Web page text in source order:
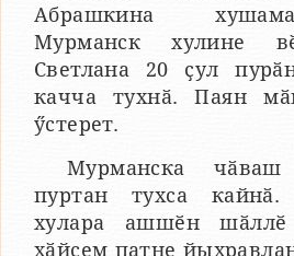
Абрашкина
Мурманск хулине
Светлана 20 ҫул
качча тухнӑ. Паян
ӳстерет.
Мурманска
пуртан тухса кайнӑ.
хулара ашшӗн
хӑйсем патне